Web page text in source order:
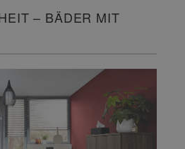
– BÄDER MIT